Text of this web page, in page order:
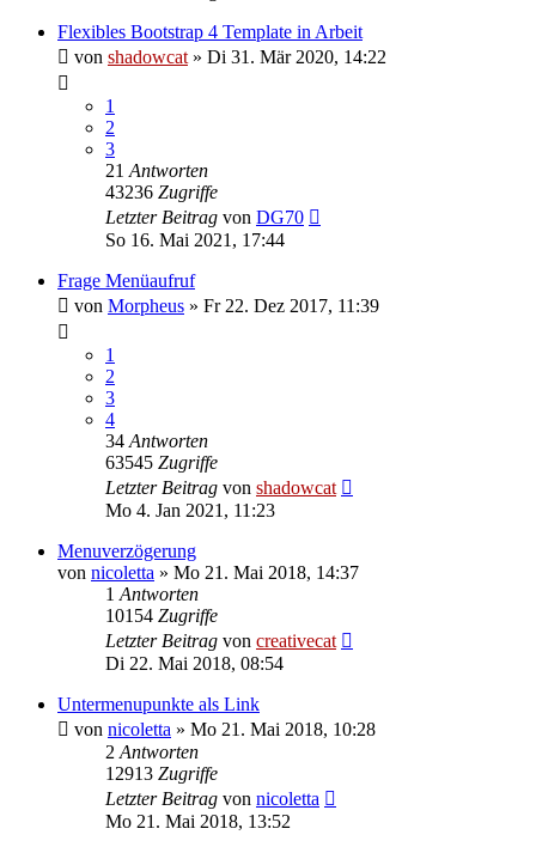
Flexibles Bootstrap 4 Template in Arbeit
von shadowcat » Di 31. Mär 2020, 14:22
1
2
3
21 Antworten
43236 Zugriffe
Letzter Beitrag von DG70
So 16. Mai 2021, 17:44
Frage Menüaufruf
von Morpheus » Fr 22. Dez 2017, 11:39
1
2
3
4
34 Antworten
63545 Zugriffe
Letzter Beitrag von shadowcat
Mo 4. Jan 2021, 11:23
Menuverzögerung
von nicoletta » Mo 21. Mai 2018, 14:37
1 Antworten
10154 Zugriffe
Letzter Beitrag von creativecat
Di 22. Mai 2018, 08:54
Untermenupunkte als Link
von nicoletta » Mo 21. Mai 2018, 10:28
2 Antworten
12913 Zugriffe
Letzter Beitrag von nicoletta
Mo 21. Mai 2018, 13:52